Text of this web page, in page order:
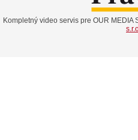
Kompletný video servis pre OUR MEDIA